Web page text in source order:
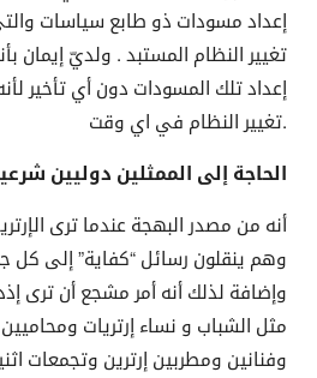
إعداد مسودات ذو طابع سياسات
تغيير النظام المستبد . ولديّ إيمان
إعداد تلك المسودات دون أي تأخير
تغيير النظام في اي وقت.
الحاجة إلى الممثلين دوليين
أنه من مصدر البهجة عندما ترى
وهم ينقلون رسائل “كفاية” إلى كل
وإضافة لذلك أنه أمر مشجع أن ترى
مثل الشباب و نساء إرتريات ومحاميين
وفنانين ومطربين إرترين وتجمعات